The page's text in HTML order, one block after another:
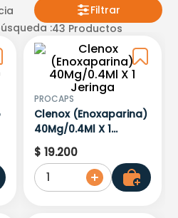
Filtrar
:43 Productos
PROCAPS
Clenox (Enoxaparina)
40Mg/0.4Ml X 1
Jeringa
$ 19.200
1